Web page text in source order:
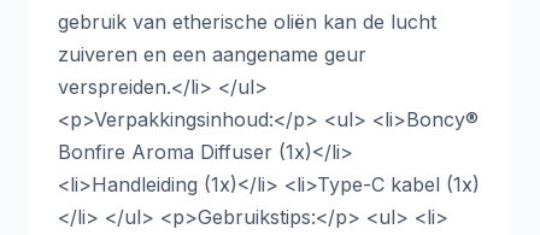
gebruik van etherische oliën kan de lucht
zuiveren en een aangename geur
verspreiden.</li> </ul>
<p>Verpakkingsinhoud:</p> <ul> <li>Boncy®
Bonfire Aroma Diffuser (1x)</li>
<li>Handleiding (1x)</li> <li>Type-C kabel (1x)
</li> </ul> <p>Gebruikstips:</p> <ul> <li>